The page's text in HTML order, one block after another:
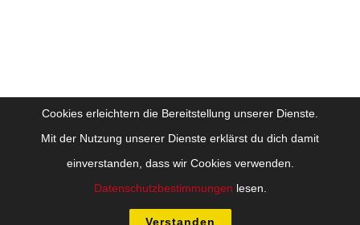
Cookies erleichtern die Bereitstellung unserer Dienste.
Mit der Nutzung unserer Dienste erklärst du dich damit
einverstanden, dass wir Cookies verwenden.
Datenschutzbestimmungen lesen.
Verstanden